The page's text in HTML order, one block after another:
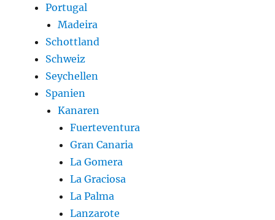
Portugal
Madeira
Schottland
Schweiz
Seychellen
Spanien
Kanaren
Fuerteventura
Gran Canaria
La Gomera
La Graciosa
La Palma
Lanzarote